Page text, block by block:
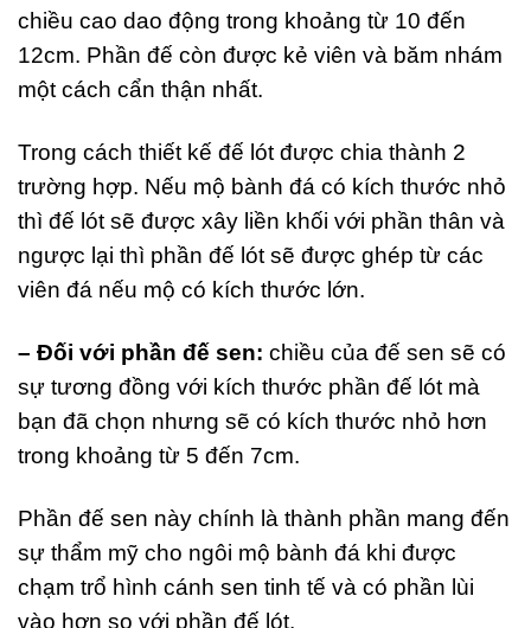
chiều cao dao động trong khoảng từ 10 đến
12cm. Phần đế còn được kẻ viên và băm nhám
một cách cẩn thận nhất.
Trong cách thiết kế đế lót được chia thành 2
trường hợp. Nếu mộ bành đá có kích thước nhỏ
thì đế lót sẽ được xây liền khối với phần thân và
ngược lại thì phần đế lót sẽ được ghép từ các
viên đá nếu mộ có kích thước lớn.
– Đối với phần đế sen: chiều của đế sen sẽ có
sự tương đồng với kích thước phần đế lót mà
bạn đã chọn nhưng sẽ có kích thước nhỏ hơn
trong khoảng từ 5 đến 7cm.
Phần đế sen này chính là thành phần mang đến
sự thẩm mỹ cho ngôi mộ bành đá khi được
chạm trổ hình cánh sen tinh tế và có phần lùi
vào hơn so với phần đế lót.